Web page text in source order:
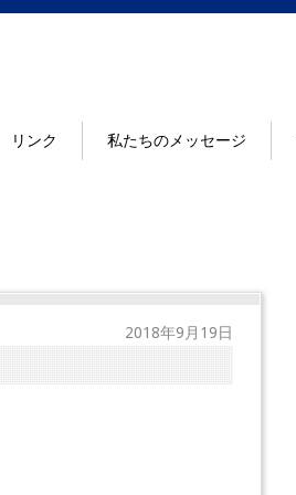
リンク 私たちのメッセージ
2018年9月19日